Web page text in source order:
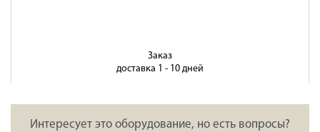
Заказ
доставка 1 - 10 дней
Интересует это оборудование, но есть вопросы?